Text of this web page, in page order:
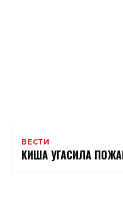
ВЕСТИ
КИША УГАСИЛА